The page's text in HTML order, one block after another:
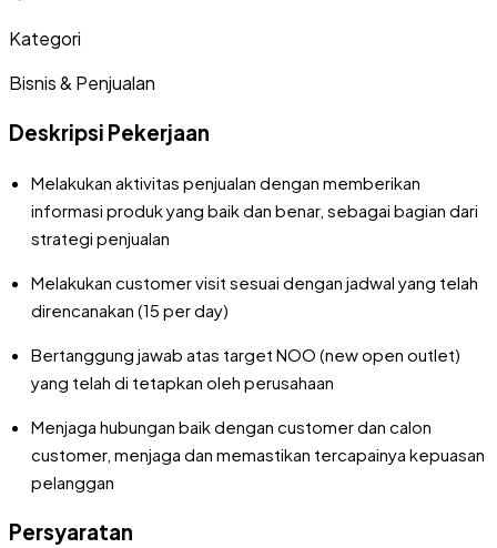
Kategori
Bisnis & Penjualan
Deskripsi Pekerjaan
Melakukan aktivitas penjualan dengan memberikan
informasi produk yang baik dan benar, sebagai bagian dari
strategi penjualan
Melakukan customer visit sesuai dengan jadwal yang telah
direncanakan (15 per day)
Bertanggung jawab atas target NOO (new open outlet)
yang telah di tetapkan oleh perusahaan
Menjaga hubungan baik dengan customer dan calon
customer, menjaga dan memastikan tercapainya kepuasan
pelanggan
Persyaratan